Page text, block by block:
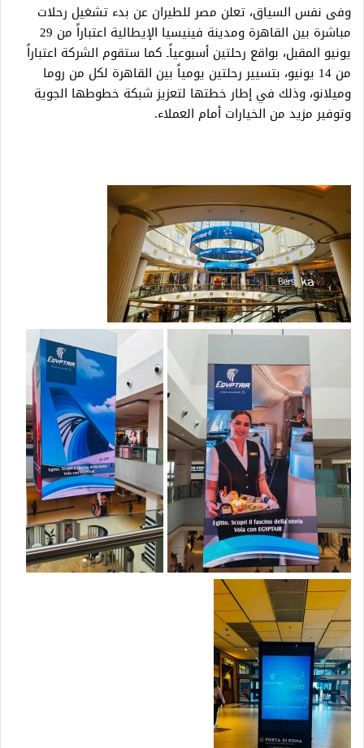
وفى نفس السياق، تعلن مصر للطيران عن بدء تشغيل رحلات
مباشرة بين القاهرة ومدينة فينيسيا الإيطالية اعتباراً من 29
يونيو المقبل، بواقع رحلتين أسبوعياًـ كما ستقوم الشركة اعتباراً
من 14 يونيو، بتسيير رحلتين يومياً بين القاهرة لكل من روما
وميلانو، وذلك في إطار خطتها لتعزيز شبكة خطوطها الجوية
وتوفير مزيد من الخيارات أمام العملاء.